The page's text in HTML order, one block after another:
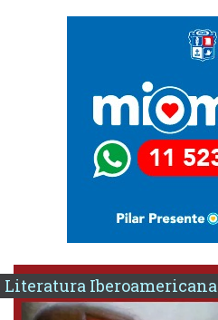
Literatura Iberoamericana